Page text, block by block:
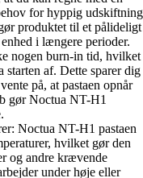
for hyppig udskiftning
produktet til et pålideligt
i længere perioder.
nogen burn-in tid, hvilket
af. Dette sparer dig
på, at pastaen opnår
gør Noctua NT-H1
Noctua NT-H1 pastaen
hvilket gør den
og andre krævende
under høje eller